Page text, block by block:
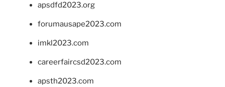
apsdfd2023.org
forumausape2023.com
imkl2023.com
careerfaircsd2023.com
apsth2023.com